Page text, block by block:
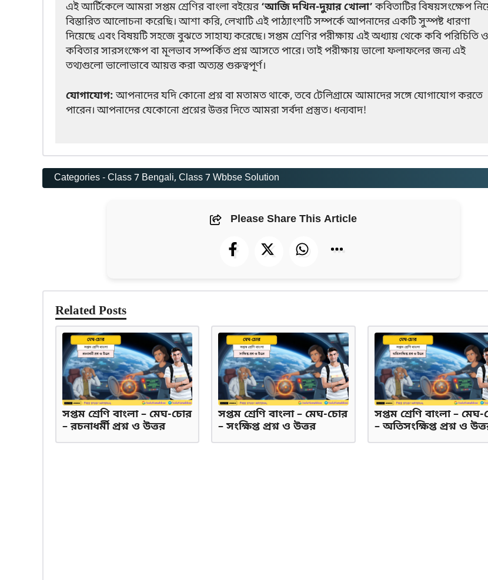
এই আর্টিকেলে আমরা সপ্তম শ্রেণির বাংলা বইয়ের‘আজি দখিন-দুয়ার খোলা’কবিতাটির বিষয়সংক্ষেপ
বিস্তারিত আলোচনা করেছি। আশা করি, লেখাটি এই পাঠ্যাংশটি সম্পর্কে আপনাদের একটি সুস্পষ্ট ধারণা
দিয়েছে এবং বিষয়টি সহজে বুঝতে সাহায্য করেছে। সপ্তম শ্রেণির পরীক্ষায় এই অধ্যায় থেকে কবি পরিচিতি ও
কবিতার সারসংক্ষেপ বা মূলভাব সম্পর্কিত প্রশ্ন আসতে পারে। তাই পরীক্ষায় ভালো ফলাফলের জন্য এই
তথ্যগুলো ভালোভাবে আয়ত্ত করা অত্যন্ত গুরুত্বপূর্ণ।
যোগাযোগ:আপনাদের যদি কোনো প্রশ্ন বা মতামত থাকে, তবে টেলিগ্রামে আমাদের সঙ্গে যোগাযোগ করতে
পারেন। আপনাদের যেকোনো প্রশ্নের উত্তর দিতে আমরা সর্বদা প্রস্তুত। ধন্যবাদ!
Categories -Class 7 Bengali, Class 7 Wbbse Solution
Please Share This Article
Related Posts
সপ্তম শ্রেণি বাংলা – মেঘ-চোর
– রচনাধর্মী প্রশ্ন ও উত্তর
সপ্তম শ্রেণি বাংলা – মেঘ-চোর
– সংক্ষিপ্ত প্রশ্ন ও উত্তর
সপ্তম শ্রেণি বাংলা –
– অতিসংক্ষিপ্ত প্রশ্ন ও